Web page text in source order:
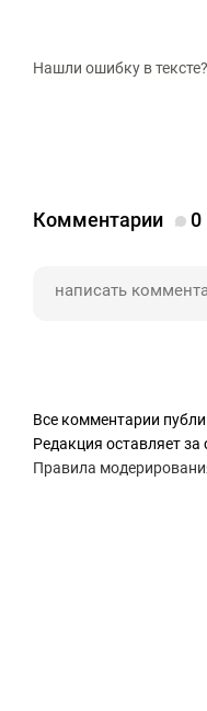
Нашли ошибку в
Комментарии 0
Все комментарии
Редакция оставляет
Правила